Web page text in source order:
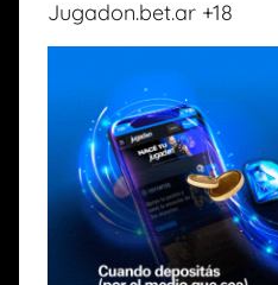
Jugadon.bet.ar +18